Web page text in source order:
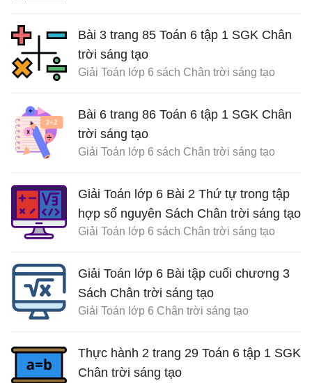
Bài 3 trang 85 Toán 6 tập 1 SGK Chân
trời sáng tạo
Giải Toán lớp 6 sách Chân trời sáng tạo
Bài 6 trang 86 Toán 6 tập 1 SGK Chân
trời sáng tạo
Giải Toán lớp 6 sách Chân trời sáng tạo
Giải Toán lớp 6 Bài 2 Thứ tự trong tập
hợp số nguyên Sách Chân trời sáng tạo
Giải Toán lớp 6 sách Chân trời sáng tạo
Giải Toán lớp 6 Bài tập cuối chương 3
Sách Chân trời sáng tạo
Giải Toán lớp 6 Chân trời sáng tạo
Thực hành 2 trang 29 Toán 6 tập 1 SGK
Chân trời sáng tạo